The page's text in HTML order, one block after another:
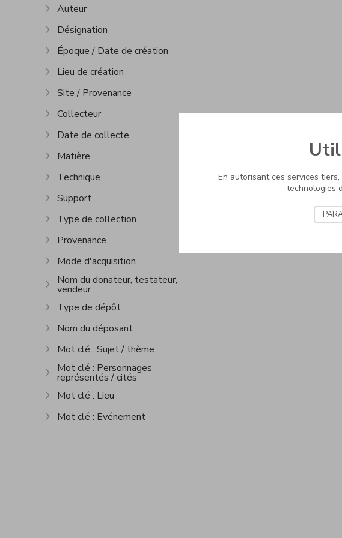
Afficher plus
Auteur
Afficher plus
Désignation
Afficher plus
Époque / Date de création
Afficher plus
Lieu de création
Afficher plus
Site / Provenance
Afficher plus
Collecteur
Afficher plus
Date de collecte
Afficher plus
Matière
Afficher plus
Technique
Afficher plus
Support
Afficher plus
Type de collection
Afficher plus
Provenance
Afficher plus
Mode d'acquisition
Afficher plus
Nom du donateur, testateur,
vendeur
Afficher plus
Type de dépôt
Afficher plus
Nom du déposant
Afficher plus
Mot clé : Sujet / thème
Afficher plus
Mot clé : Personnages
représentés / cités
Afficher plus
Mot clé : Lieu
Afficher plus
Mot clé : Evénement
En autorisant ces services
technologies